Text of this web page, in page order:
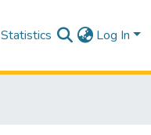
Statistics Log In